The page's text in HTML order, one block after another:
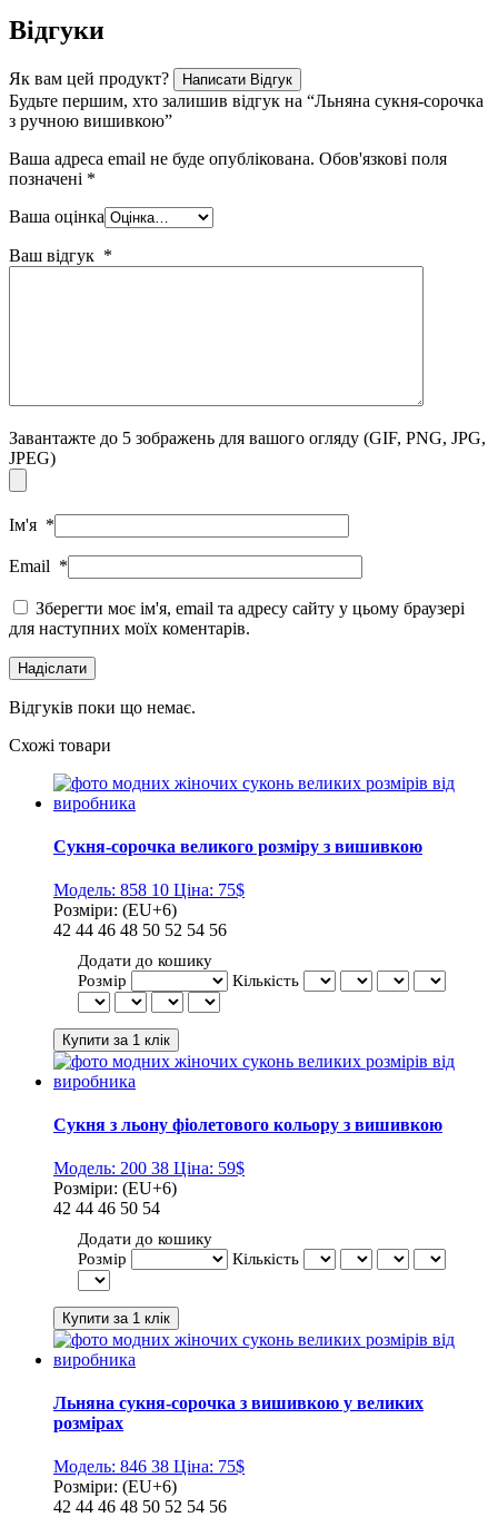
Відгуки
Як вам цей продукт? Написати Відгук
Будьте першим, хто залишив відгук на “Льняна сукня-сорочка
з ручною вишивкою”
Ваша адреса email не буде опублікована. Обов'язкові поля
позначені *
Ваша оцінка
Ваш відгук *
Завантажте до 5 зображень для вашого огляду (GIF, PNG, JPG,
JPEG)
Ім'я *
Email *
Зберегти моє ім'я, email та адресу сайту у цьому браузері
для наступних моїх коментарів.
Відгуків поки що немає.
Схожі товари
Сукня-сорочка великого розміру з вишивкою
Модель: 858 10 Ціна: 75$
Розміри: (EU+6)
42 44 46 48 50 52 54 56
Додати до кошику
Розмір
Кількість
Сукня з льону фіолетового кольору з вишивкою
Модель: 200 38 Ціна: 59$
Розміри: (EU+6)
42 44 46 50 54
Додати до кошику
Розмір
Кількість
Льняна сукня-сорочка з вишивкою у великих
розмірах
Модель: 846 38 Ціна: 75$
Розміри: (EU+6)
42 44 46 48 50 52 54 56